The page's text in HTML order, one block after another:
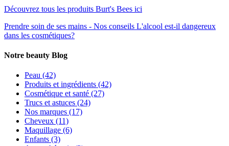
Découvrez tous les produits Burt's Bees ici
Prendre soin de ses mains - Nos conseils L'alcool est-il dangereux
dans les cosmétiques?
Notre beauty Blog
Peau (42)
Produits et ingrédients (42)
Cosmétique et santé (27)
Trucs et astuces (24)
Nos marques (17)
Cheveux (11)
Maquillage (6)
Enfants (3)